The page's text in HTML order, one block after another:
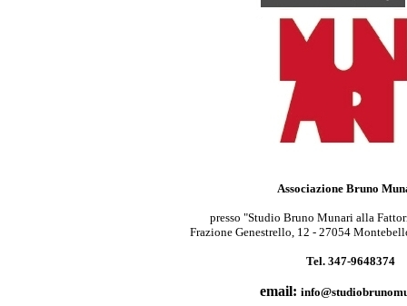
Associazione Bruno
presso "Studio Bruno Munari alla
Frazione Genestrello, 12 - 27054
Tel. 347-9648374
email: